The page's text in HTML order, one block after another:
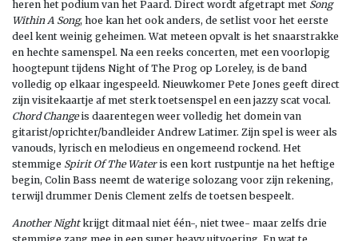
heren het podium van het Paard. Direct wordt afgetrapt met Song
Within A Song, hoe kan het ook anders, de setlist voor het eerste
deel kent weinig geheimen. Wat meteen opvalt is het snaarstrakke
en hechte samenspel. Na een reeks concerten, met een voorlopig
hoogtepunt tijdens Night of The Prog op Loreley, is de band
volledig op elkaar ingespeeld. Nieuwkomer Pete Jones geeft direct
zijn visitekaartje af met sterk toetsenspel en een jazzy scat vocal.
Chord Changeis daarentegen weer volledig het domein van
gitarist/oprichter/bandleider Andrew Latimer. Zijn spel is weer als
vanouds, lyrisch en melodieus en ongemeend rockend. Het
stemmige Spirit Of The Wateris een kort rustpuntje na het heftige
begin, Colin Bass neemt de waterige solozang voor zijn rekening,
terwijl drummer Denis Clement zelfs de toetsen bespeelt.
Another Nightkrijgt ditmaal niet één-, niet twee- maar zelfs drie